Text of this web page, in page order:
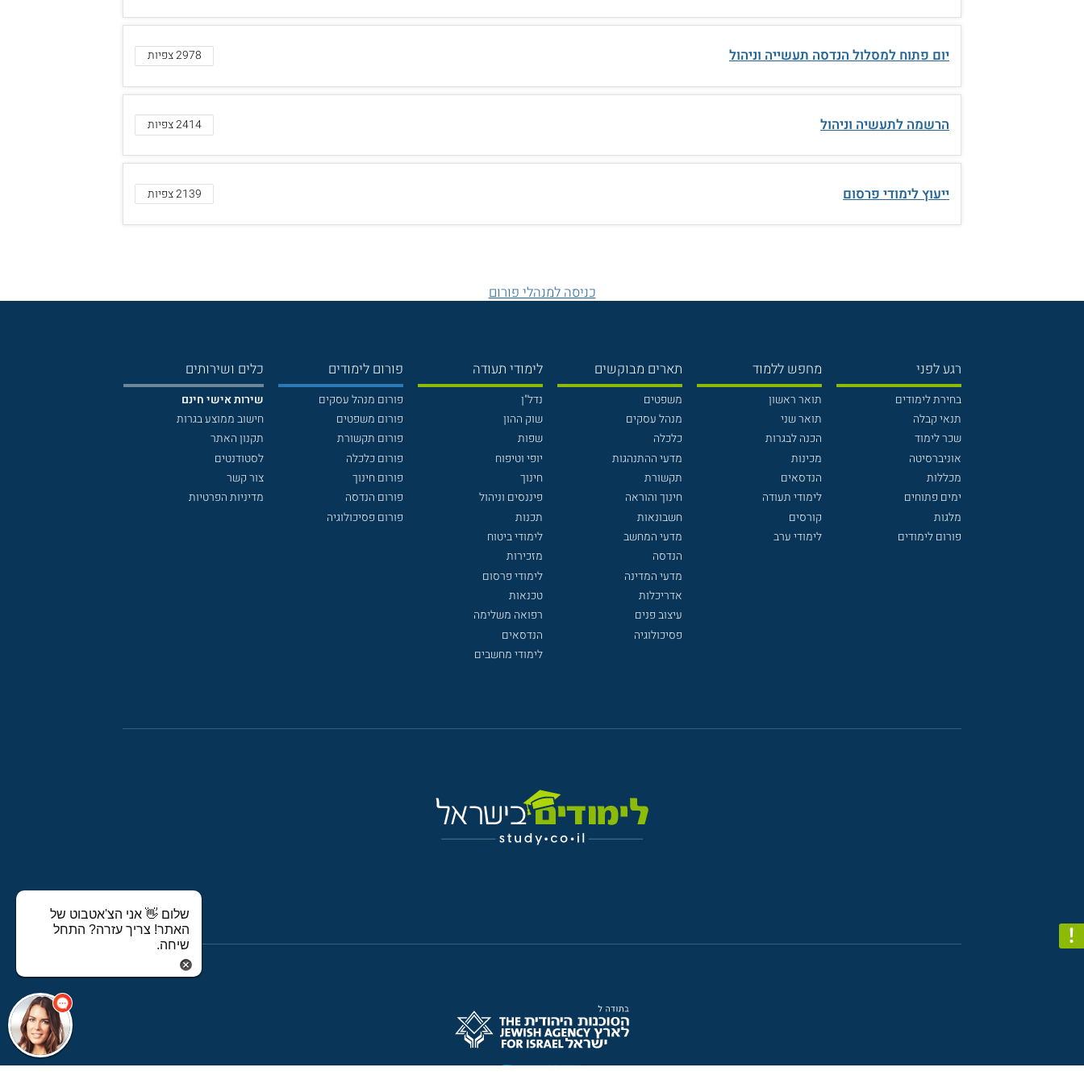
יום פתוח למסלול הנדסה תעשייה וניהול 2978 צפיות
הרשמה לתעשיה וניהול 2414 צפיות
ייעוץ לימודי פרסום 2139 צפיות
כניסה למנהלי פורום
רגע לפני
בחירת לימודים
תנאי קבלה
שכר לימוד
אוניברסיטה
מכללות
ימים פתוחים
מלגות
פורום לימודים
מחפש ללמוד
תואר ראשון
תואר שני
הכנה לבגרות
מכינות
הנדסאים
לימודי תעודה
קורסים
לימודי ערב
תארים מבוקשים
משפטים
מנהל עסקים
כלכלה
מדעי ההתנהגות
תקשורת
חינוך והוראה
חשבונאות
מדעי המחשב
הנדסה
מדעי המדינה
אדריכלות
עיצוב פנים
פסיכולוגיה
לימודי תעודה
נדל"ן
שוק ההון
שפות
יופי וטיפוח
חינוך
פיננסים וניהול
תכנות
לימודי ביטוח
מזכירות
לימודי פרסום
טכנאות
רפואה משלימה
הנדסאים
לימודי מחשבים
פורום לימודים
פורום מנהל עסקים
פורום משפטים
פורום תקשורת
פורום כלכלה
פורום חינוך
פורום הנדסה
פורום פסיכולוגיה
כלים ושירותים
שירות אישי חינם
חישוב ממוצע בגרות
תקנון האתר
לסטודנטים
צור קשר
מדיניות הפרטיות
שלום 👋 אני הצ'אטבוט של
האתר! צריך עזרה? התחל
שיחה.